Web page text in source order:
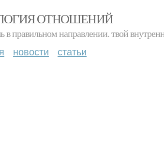
ОТНОШЕНИЙ
в правильном направлении. твой
новости статьи